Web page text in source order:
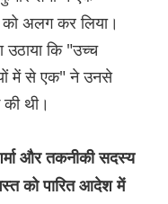
को अलग कर लिया।
उठाया कि "उच्च
में से एक" ने उनसे
थी।
और तकनीकी सदस्य
को पारित आदेश में